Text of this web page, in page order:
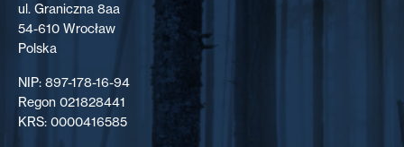
ul. Graniczna 8aa
54-610 Wrocław
Polska
NIP: 897-178-16-94
Regon 021828441
KRS: 0000416585